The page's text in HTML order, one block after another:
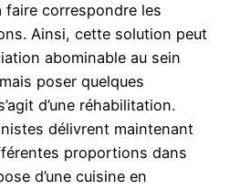
correspondre les
Ainsi, cette solution peut
abominable au sein
poser quelques
d’une réhabilitation.
délivrent maintenant
proportions dans
d’une cuisine en